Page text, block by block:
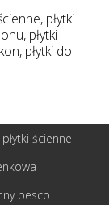
płytki
płytki
płytki do
płytki ścienne
besco